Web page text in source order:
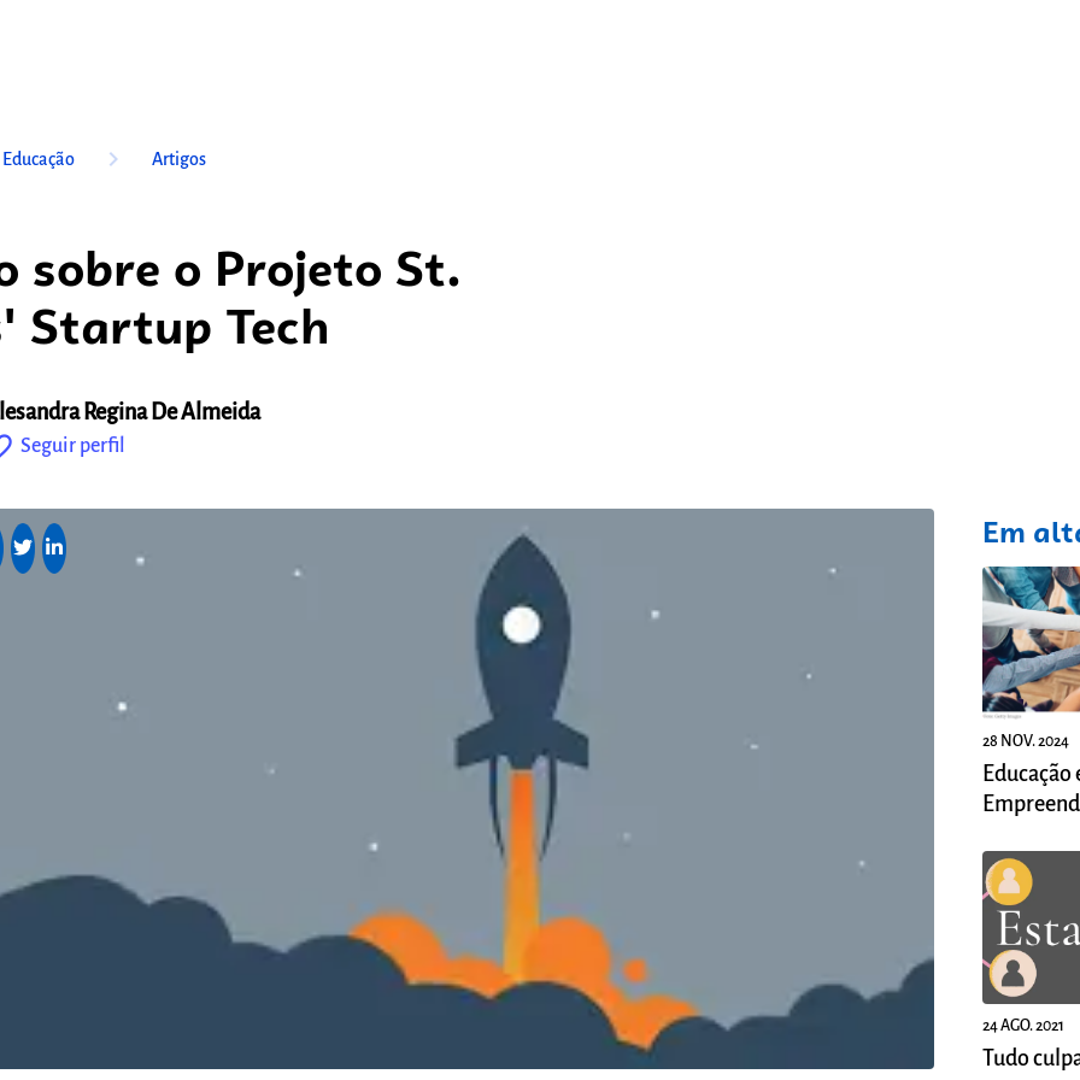
keyboard_arrow_right Artigos
sobre o Projeto St.
Startup Tech
Regina De Almeida
Seguir perfil
fixo
Em
28 NOV. 2024
Educação
nação
24 AGO. 2021
Tudo